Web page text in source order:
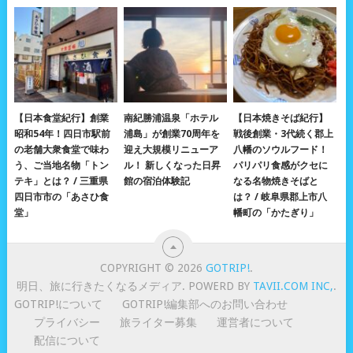
【日本食堂紀行】創業
昭和54年！四日市駅前
の老舗大衆食堂で味わ
う、ご当地名物「トン
テキ」とは？ / 三重県
四日市市の「あさひ食
堂」
南紀勝浦温泉「ホテル
浦島」が創業70周年を
迎え大規模リニューア
ル！ 新しくなった日昇
館の宿泊体験記
【日本焼きそば紀行】
戦後創業・3代続く郡上
八幡のソウルフード！
パリパリ食感がクセに
なる名物焼きそばと
は？ / 岐阜県郡上市八
幡町の「かたぎり」
COPYRIGHT © 2026GOTRIP!.
明日、旅に行きたくなるメディア. POWERD BY TAVII.COM INC,.
GOTRIP!について
GOTRIP!編集部へのお問い合わせ
プライバシー
旅ライター募集
運営者について
配信について